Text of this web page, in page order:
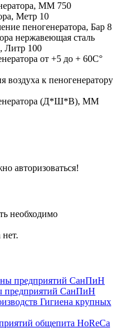
ММ 750
Метр 10
пеногенератора, Бар 8
нержавеющая сталь
Литр 100
от +5 до + 60С°
воздуха к пеногенератору
(Д*Ш*В), ММ
авторизоваться!
необходимо
предприятий СанПиН
Гигиена крупных